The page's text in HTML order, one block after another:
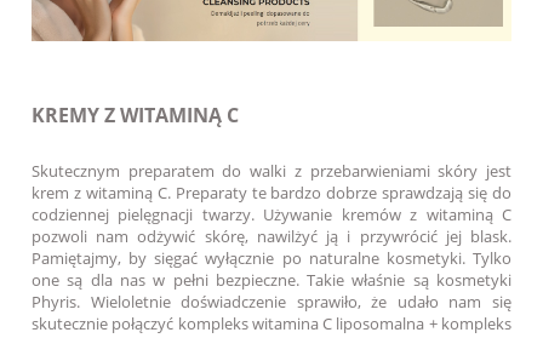
KREMY Z WITAMINĄ C
Skutecznym preparatem do walki z przebarwieniami skóry jest
krem z witaminą C. Preparaty te bardzo dobrze sprawdzają się do
codziennej pielęgnacji twarzy. Używanie kremów z witaminą C
pozwoli nam odżywić skórę, nawilżyć ją i przywrócić jej blask.
Pamiętajmy, by sięgać wyłącznie po naturalne kosmetyki. Tylko
one są dla nas w pełni bezpieczne. Takie właśnie są kosmetyki
Phyris. Wieloletnie doświadczenie sprawiło, że udało nam się
skutecznie połączyć kompleks witamina C liposomalna + kompleks